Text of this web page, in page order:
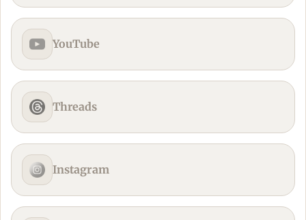
YouTube
Threads
Instagram